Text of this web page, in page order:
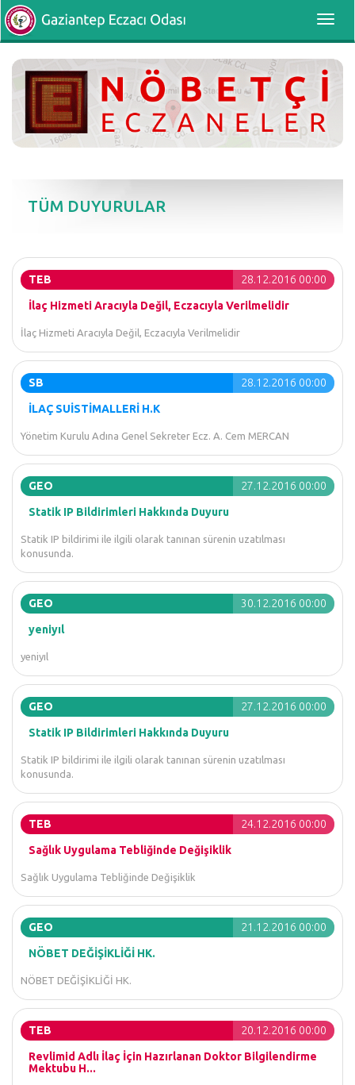
TÜM DUYURULAR
TEB 28.12.2016 00:00
İlaç Hizmeti Aracıyla Değil, Eczacıyla Verilmelidir
İlaç Hizmeti Aracıyla Değil, Eczacıyla Verilmelidir
SB 28.12.2016 00:00
İLAÇ SUİSTİMALLERİ H.K
Yönetim Kurulu Adına Genel Sekreter Ecz. A. Cem MERCAN
GEO 27.12.2016 00:00
Statik IP Bildirimleri Hakkında Duyuru
Statik IP bildirimi ile ilgili olarak tanınan sürenin uzatılması
konusunda.
GEO 30.12.2016 00:00
yeniyıl
yeniyıl
GEO 27.12.2016 00:00
Statik IP Bildirimleri Hakkında Duyuru
Statik IP bildirimi ile ilgili olarak tanınan sürenin uzatılması
konusunda.
TEB 24.12.2016 00:00
Sağlık Uygulama Tebliğinde Değişiklik
Sağlık Uygulama Tebliğinde Değişiklik
GEO 21.12.2016 00:00
NÖBET DEĞİŞİKLİĞİ HK.
NÖBET DEĞİŞİKLİĞİ HK.
TEB 20.12.2016 00:00
Revlimid Adlı İlaç İçin Hazırlanan Doktor Bilgilendirme
Mektubu H...